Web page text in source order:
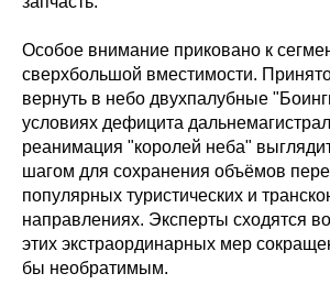
Особое внимание приковано к
сверхбольшой вместимости.
вернуть в небо двухпалубные
условиях дефицита
реанимация "королей неба"
шагом для сохранения объёмов
популярных туристических и
направлениях. Эксперты сходятся
этих экстраординарных мер
бы необратимым.